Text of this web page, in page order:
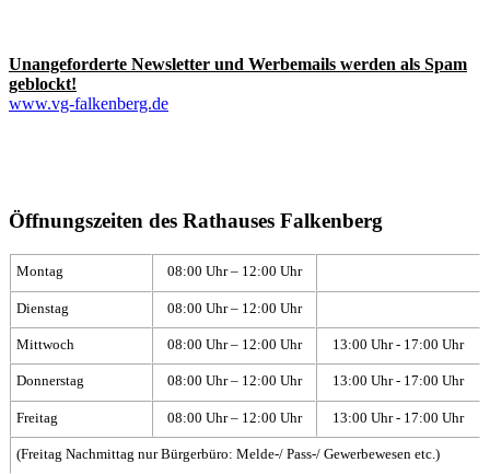
Unangeforderte Newsletter und Werbemails werden als Spam
geblockt!
www.vg-falkenberg.de
Öffnungszeiten des Rathauses Falkenberg
Montag 08:00 Uhr – 12:00 Uhr
Dienstag 08:00 Uhr – 12:00 Uhr
Mittwoch 08:00 Uhr – 12:00 Uhr 13:00 Uhr - 17:00 Uhr
Donnerstag 08:00 Uhr – 12:00 Uhr 13:00 Uhr - 17:00 Uhr
Freitag 08:00 Uhr – 12:00 Uhr 13:00 Uhr - 17:00 Uhr
(Freitag Nachmittag nur Bürgerbüro: Melde-/ Pass-/ Gewerbewesen etc.)